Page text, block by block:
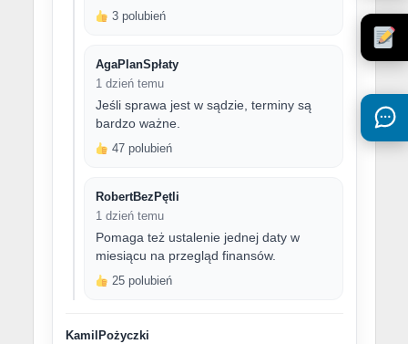
3 polubień
AgaPlanSpłaty
1 dzień temu
Jeśli sprawa jest w sądzie, terminy są
bardzo ważne.
47 polubień
RobertBezPętli
1 dzień temu
Pomaga też ustalenie jednej daty w
miesiącu na przegląd finansów.
25 polubień
KamilPożyczki